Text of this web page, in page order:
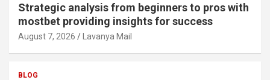
Strategic analysis from beginners to pros with
mostbet providing insights for success
August 7, 2026 Lavanya Mail
BLOG